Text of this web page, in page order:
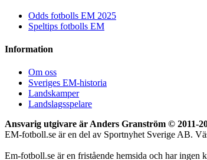
Odds fotbolls EM 2025
Speltips fotbolls EM
Information
Om oss
Sveriges EM-historia
Landskamper
Landslagsspelare
Ansvarig utgivare är Anders Granström © 2011-
EM-fotboll.se är en del av Sportnyhet Sverige AB.
Em-fotboll.se är en fristående hemsida och har